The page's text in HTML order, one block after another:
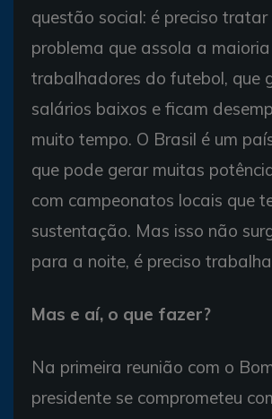
questão social: é preciso tratar
problema que assola a
trabalhadores do futebol, que
salários baixos e ficam
muito tempo. O Brasil é um
que pode gerar muitas
com campeonatos locais que
sustentação. Mas isso não
para a noite, é preciso
Mas e aí, o que fazer?
Na primeira reunião com o
presidente se comprometeu